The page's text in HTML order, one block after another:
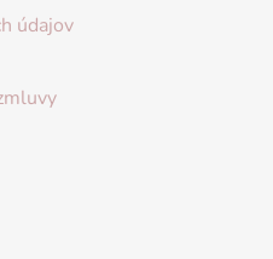
údajov